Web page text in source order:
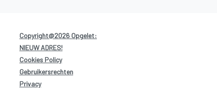
Copyright@2026 Opgelet:
NIEUW ADRES!
Cookies Policy-
Gebruikersrechten
Privacy